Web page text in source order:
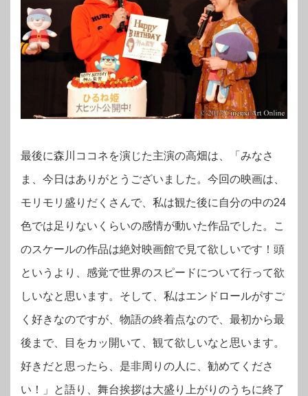
最後に森川ココネを演じた主演の高畑は、「みなさ
ま、今日はありがとうございました。今回の映画は、
モリモリ盛りだくさんで、私は観た後に自分の中の24
色では足りないくらいの感情が動いた作品でした。こ
のスケールの作品は絶対映画館で見て欲しいです！頭
というより、感覚で世界のスピードについて行って欲
しいなと思います。そして、私はエンドロールがすご
く好きなのですが、物語の終着点なので、最初から最
後まで、目をカッ開いて、観て欲しいなと思います。
好きだと思ったら、是非周りの人に、勧めてくださ
い！」と語り、舞台挨拶は大盛り上がりのうちに終了